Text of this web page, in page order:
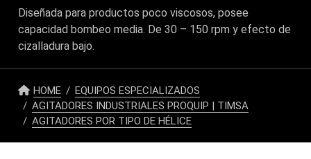
Diseñada para productos poco viscosos, posee
capacidad bombeo media. De 30 – 150 rpm y efecto de
cizalladura bajo.
HOME
EQUIPOS ESPECIALIZADOS
AGITADORES INDUSTRIALES PROQUIP | TIMSA
AGITADORES POR TIPO DE HÉLICE